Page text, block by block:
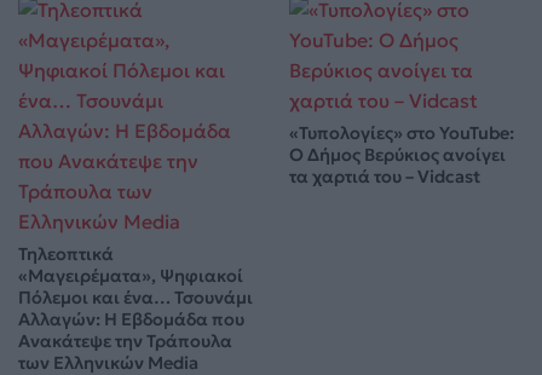
Τηλεοπτικά
«Μαγειρέματα», Ψηφιακοί
Πόλεμοι και ένα… Τσουνάμι
Αλλαγών: Η Εβδομάδα που
Ανακάτεψε την Τράπουλα
των Ελληνικών Media
«Τυπολογίες» στο YouTube:
Ο Δήμος Βερύκιος ανοίγει
τα χαρτιά του – Vidcast